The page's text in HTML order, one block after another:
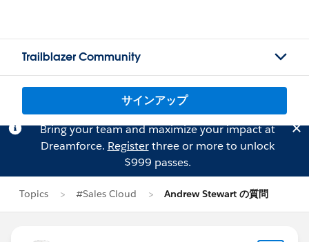
Trailblazer Community
サインアップ
Bring your team and maximize your impact at
Dreamforce. Registerthree or more to unlock
$999 passes.
Topics #Sales Cloud Andrew Stewart の質問